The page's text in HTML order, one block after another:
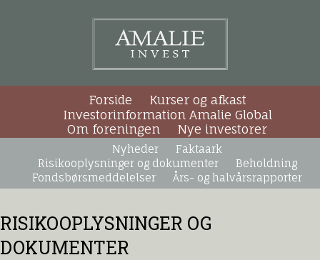
Forside
Kurser og afkast
Investorinformation Amalie Global
Om foreningen
Nye investorer
Nyheder
Faktaark
Risikooplysninger og dokumenter
Beholdning
Fondsbørsmeddelelser
Års- og halvårsrapporter
RISIKOOPLYSNINGER OG
DOKUMENTER